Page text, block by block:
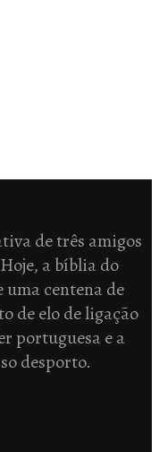
de três amigos
a bíblia do
uma centena de
de elo de ligação
portuguesa e a
desporto.